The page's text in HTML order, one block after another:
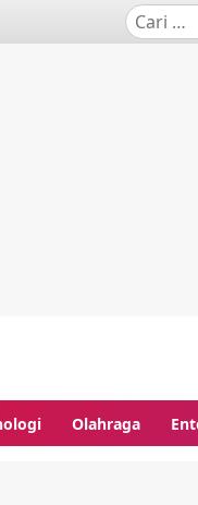
Olahraga